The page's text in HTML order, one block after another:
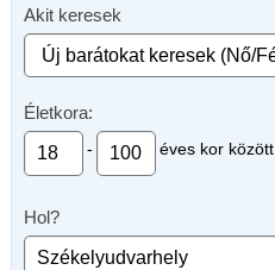
Akit keresek
Életkora:
- éves kor között
Hol?